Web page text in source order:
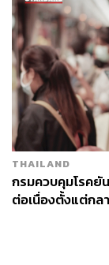
TAGS: บุคลากรท
วงการบันเ
THAILAND
กรมควบคุมโรคยั
ต่อเนื่องตั้งแต่กล